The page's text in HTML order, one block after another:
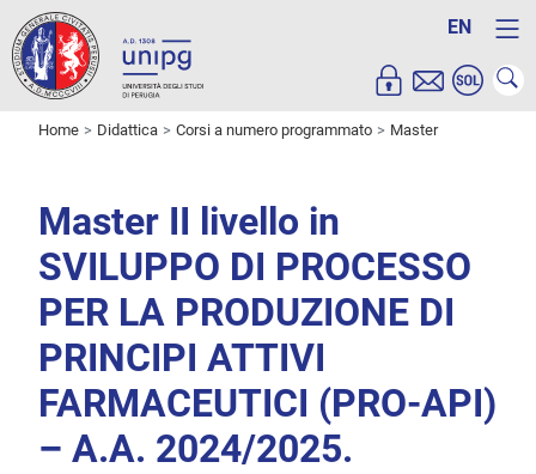
EN
Home Didattica Corsi a numero programmato Master
Master II livello in
SVILUPPO DI PROCESSO
PER LA PRODUZIONE DI
PRINCIPI ATTIVI
FARMACEUTICI (PRO-API)
– A.A. 2024/2025.